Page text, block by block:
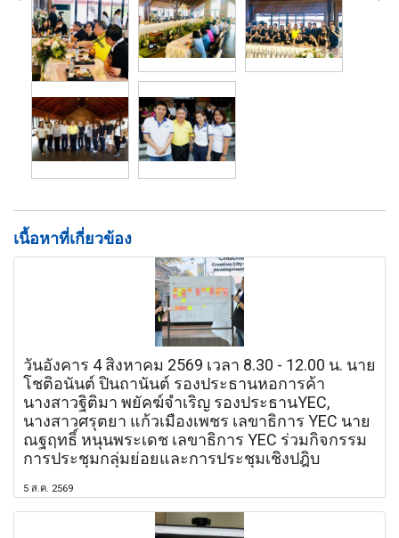
เนื้อหาที่เกี่ยวข้อง
วันอังคาร 4 สิงหาคม 2569 เวลา 8.30 - 12.00 น. นาย
โชติอนันต์ ปินถานันต์ รองประธานหอการค้า
นางสาวฐิติมา พยัคฆ์จำเริญ รองประธานYEC,
นางสาวศรุตยา แก้วเมืองเพชร เลขาธิการ YEC นาย
ณฐฤทธิ์ หนุนพระเดช เลขาธิการ YEC ร่วมกิจกรรม
การประชุมกลุ่มย่อยและการประชุมเชิงปฎิบ
5 ส.ค. 2569